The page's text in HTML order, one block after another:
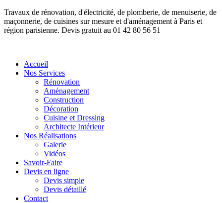
Travaux de rénovation, d'électricité, de plomberie, de menuiserie, de
maçonnerie, de cuisines sur mesure et d'aménagement à Paris et
région parisienne. Devis gratuit au 01 42 80 56 51
Accueil
Nos Services
Rénovation
Aménagement
Construction
Décoration
Cuisine et Dressing
Architecte Intérieur
Nos Réalisations
Galerie
Vidéos
Savoir-Faire
Devis en ligne
Devis simple
Devis détaillé
Contact